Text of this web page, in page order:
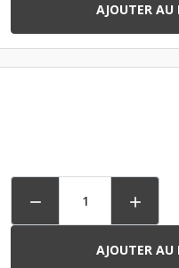
AJOUTER AU
 
AJOUTER AU